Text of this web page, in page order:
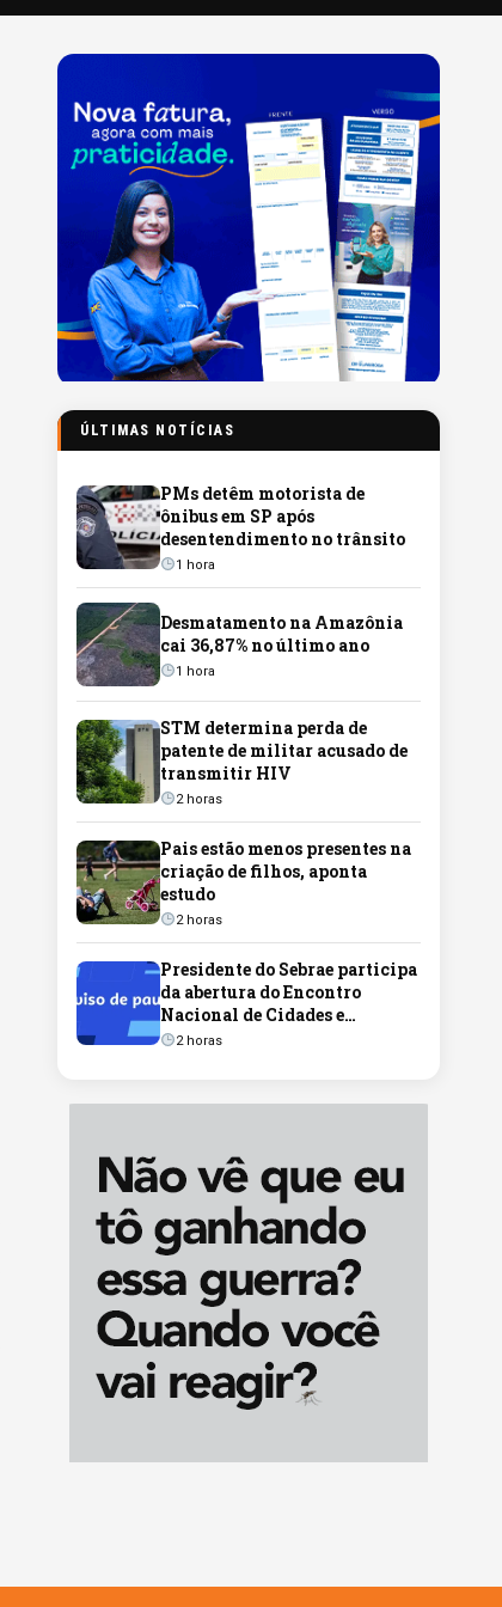
ÚLTIMAS NOTÍCIAS
PMs detêm motorista de
ônibus em SP após
desentendimento no trânsito
1 hora
Desmatamento na Amazônia
cai 36,87% no último ano
1 hora
STM determina perda de
patente de militar acusado de
transmitir HIV
2 horas
Pais estão menos presentes na
criação de filhos, aponta
estudo
2 horas
Presidente do Sebrae participa
da abertura do Encontro
Nacional de Cidades e
Territórios Empreendedores
2 horas